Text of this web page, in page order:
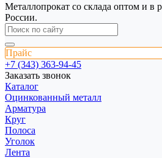
Металлопрокат со склада оптом и в
России.
Прайс
+7 (343) 363-94-45
Заказать звонок
Каталог
Оцинкованный металл
Арматура
Круг
Полоса
Уголок
Лента